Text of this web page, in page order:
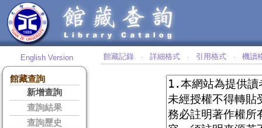
English Version
館藏查詢
新增查詢
查詢結果
查詢歷史
館藏記錄 ‧ 詳細格式 ‧ 引用格式 ‧ 機讀